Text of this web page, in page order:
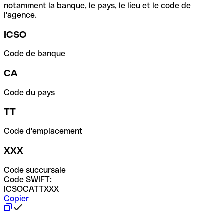
notamment la banque, le pays, le lieu et le code de
l'agence.
ICSO
Code de banque
CA
Code du pays
TT
Code d'emplacement
XXX
Code succursale
Code SWIFT:
ICSOCATTXXX
Copier